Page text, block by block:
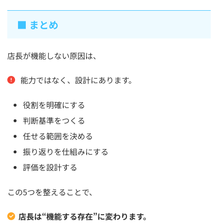
■ まとめ
店長が機能しない原因は、
能力ではなく、設計にあります。
役割を明確にする
判断基準をつくる
任せる範囲を決める
振り返りを仕組みにする
評価を設計する
この5つを整えることで、
店長は“機能する存在”に変わります。